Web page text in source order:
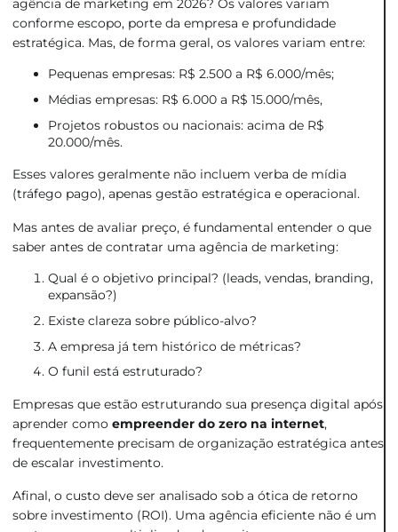
agência de marketing em 2026? Os valores variam
conforme escopo, porte da empresa e profundidade
estratégica. Mas, de forma geral, os valores variam entre:
Pequenas empresas: R$ 2.500 a R$ 6.000/mês;
Médias empresas: R$ 6.000 a R$ 15.000/mês,
Projetos robustos ou nacionais: acima de R$
20.000/mês.
Esses valores geralmente não incluem verba de mídia
(tráfego pago), apenas gestão estratégica e operacional.
Mas antes de avaliar preço, é fundamental entender o que
saber antes de contratar uma agência de marketing:
Qual é o objetivo principal? (leads, vendas, branding,
expansão?)
Existe clareza sobre público-alvo?
A empresa já tem histórico de métricas?
O funil está estruturado?
Empresas que estão estruturando sua presença digital após
aprender como empreender do zero na internet,
frequentemente precisam de organização estratégica antes
de escalar investimento.
Afinal, o custo deve ser analisado sob a ótica de retorno
sobre investimento (ROI). Uma agência eficiente não é um